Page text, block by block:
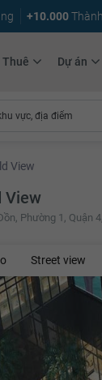
+10.000
Thuê Dự án
View
View
Phường 1, Quận
Street view